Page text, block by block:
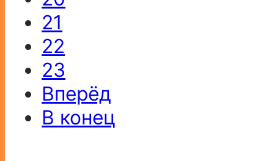
21
22
23
Вперёд
В конец